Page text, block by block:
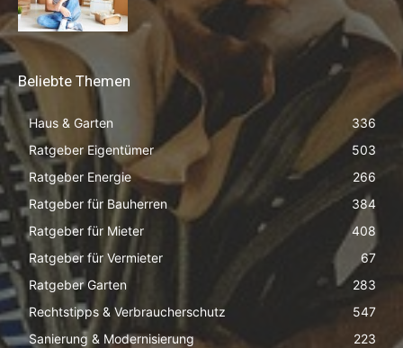
Beliebte Themen
Haus & Garten
336
Ratgeber Eigentümer
503
Ratgeber Energie
266
Ratgeber für Bauherren
384
Ratgeber für Mieter
408
Ratgeber für Vermieter
67
Ratgeber Garten
283
Rechtstipps & Verbraucherschutz
547
Sanierung & Modernisierung
223